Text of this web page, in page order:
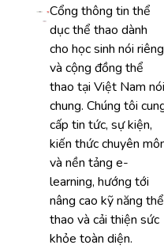
Cổng thông tin thể
dục thể thao dành
cho học sinh nói riêng
và cộng đồng thể
thao tại Việt Nam nói
chung. Chúng tôi
cấp tin tức, sự kiện,
kiến thức chuyên
và nền tảng e-
learning, hướng tới
nâng cao kỹ năng thể
thao và cải thiện sức
khỏe toàn diện.